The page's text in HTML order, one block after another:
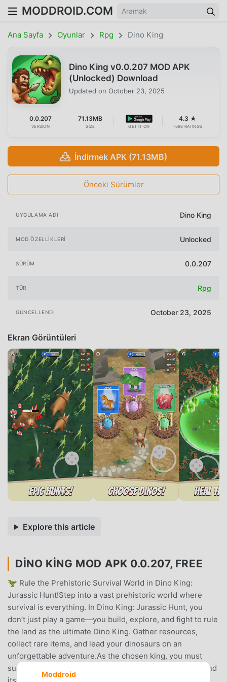
MODDROID.COM
Ana Sayfa Oyunlar Rpg Dino King
Dino King v0.0.207 MOD APK
(Unlocked) Download
Updated on October 23, 2025
0.0.207
VERSION
71.13MB
SIZE GET IT ON
4.3 ★
1698 RATINGS
İndirmek APK (71.13MB)
Önceki Sürümler
UYGULAMA ADI Dino King
MOD ÖZELLIKLERI Unlocked
SÜRÜM 0.0.207
TÜR Rpg
GÜNCELLENDI October 23, 2025
Ekran Görüntüleri
Explore this article
DINO KING MOD APK 0.0.207, FREE
🦖 Rule the Prehistoric Survival World in Dino King:
Jurassic Hunt!Step into a vast prehistoric world where
survival is everything. In Dino King: Jurassic Hunt, you
don’t just play a game—you build, explore, and fight to rule
the land as the ultimate Dino King. Gather resources,
collect rare items, and lead your dinosaurs on an
unforgettable adventure.As the chosen king, you must
survive against fierce enemies like the Tyrannosaurus and
Moddroid